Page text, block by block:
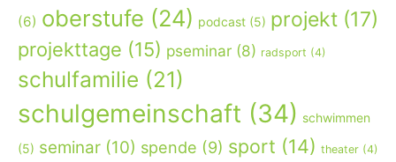
(6) oberstufe (24) podcast (5) projekt (17)
projekttage (15) pseminar (8) radsport (4)
schulfamilie (21)
schulgemeinschaft (34) schwimmen
(5) seminar (10) spende (9) sport (14) theater (4)